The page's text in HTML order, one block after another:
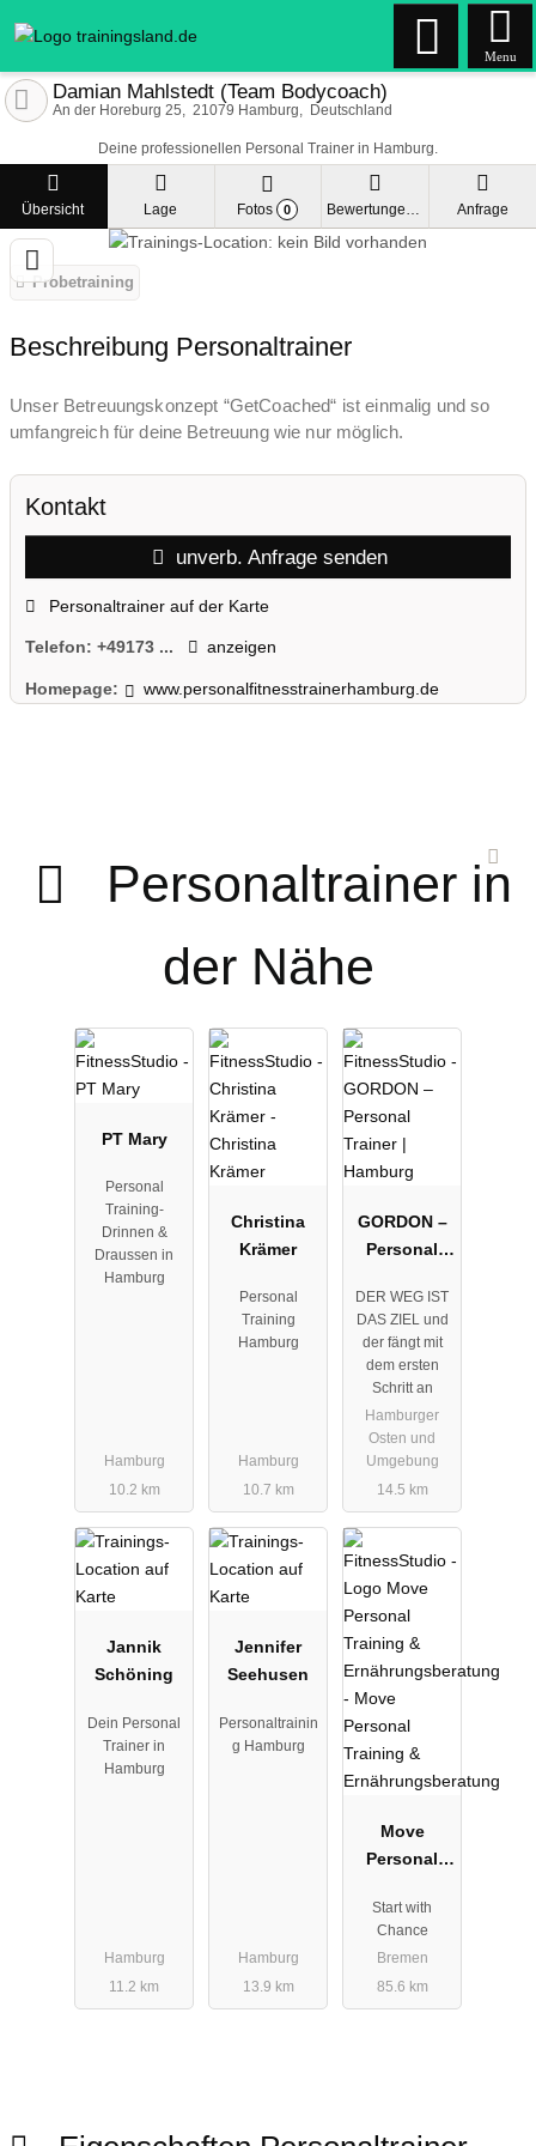
Menu
Damian Mahlstedt (Team Bodycoach)
An der Horeburg 25 21079 Hamburg Deutschland
Deine professionellen Personal Trainer in Hamburg.
Übersicht Lage Fotos 0 Bewertungen Anfrage
Probetraining
Beschreibung Personaltrainer
Unser Betreuungskonzept “GetCoached“ ist einmalig und so
umfangreich für deine Betreuung wie nur möglich.
Kontakt
unverb. Anfrage senden
Personaltrainer auf der Karte
Telefon: +49173 ... anzeigen
Homepage: www.personalfitnesstrainerhamburg.de
Personaltrainer in
der Nähe
PT Mary
Personal
Training-
Drinnen &
Draussen in
Hamburg
Hamburg
10.2 km
Christina
Krämer
Personal
Training
Hamburg
Hamburg
10.7 km
GORDON –
Personal
Hamburg
DER WEG IST
DAS ZIEL und
der fängt mit
dem ersten
Schritt an
Hamburger
Osten und
Umgebung
14.5 km
Jannik
Schöning
Dein Personal
Trainer in
Hamburg
Hamburg
11.2 km
Jennifer
Seehusen
Personaltrainin
g Hamburg
Hamburg
13.9 km
Move
Personal
Ernährungs
beratung
Start with
Chance
Bremen
85.6 km